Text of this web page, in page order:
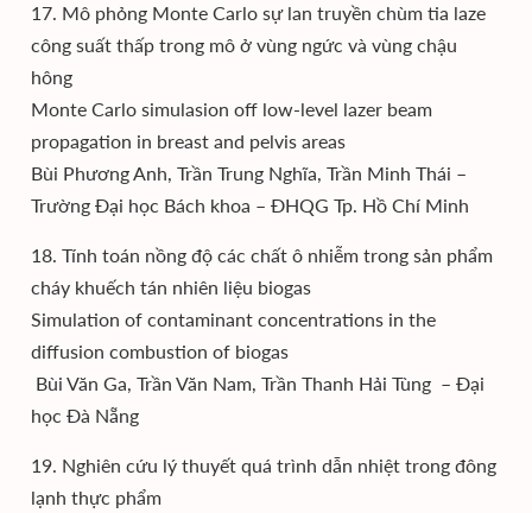
17. Mô phỏng Monte Carlo sự lan truyền chùm tia laze
công suất thấp trong mô ở vùng ngức và vùng chậu
hông
Monte Carlo simulasion off low-level lazer beam
propagation in breast and pelvis areas
Bùi Phương Anh, Trần Trung Nghĩa, Trần Minh Thái –
Trường Đại học Bách khoa – ĐHQG Tp. Hồ Chí Minh
18. Tính toán nồng độ các chất ô nhiễm trong sản phẩm
cháy khuếch tán nhiên liệu biogas
Simulation of contaminant concentrations in the
diffusion combustion of biogas
Bùi Văn Ga, Trần Văn Nam, Trần Thanh Hải Tùng – Đại
học Đà Nẵng
19. Nghiên cứu lý thuyết quá trình dẫn nhiệt trong đông
lạnh thực phẩm